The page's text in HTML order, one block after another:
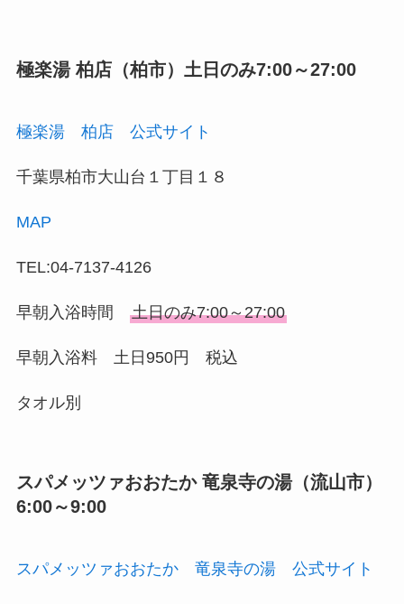
極楽湯 柏店（柏市）土日のみ7:00～27:00
極楽湯 柏店 公式サイト
千葉県柏市大山台１丁目１８
MAP
TEL:04-7137-4126
早朝入浴時間 土日のみ7:00～27:00
早朝入浴料 土日950円 税込
タオル別
スパメッツァおおたか 竜泉寺の湯（流山市）
6:00～9:00
スパメッツァおおたか 竜泉寺の湯 公式サイト